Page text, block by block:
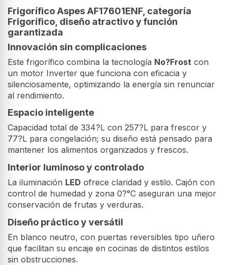
Frigorífico Aspes AF17601ENF, categoría
Frigorífico, diseño atractivo y función
garantizada
Innovación sin complicaciones
Este frigorífico combina la tecnología No?Frost con
un motor Inverter que funciona con eficacia y
silenciosamente, optimizando la energía sin renunciar
al rendimiento.
Espacio inteligente
Capacidad total de 334?L con 257?L para frescor y
77?L para congelación; su diseño está pensado para
mantener los alimentos organizados y frescos.
Interior luminoso y controlado
La iluminación LED ofrece claridad y estilo. Cajón con
control de humedad y zona 0?°C aseguran una mejor
conservación de frutas y verduras.
Diseño práctico y versátil
En blanco neutro, con puertas reversibles tipo uñero
que facilitan su encaje en cocinas de distintos estilos
sin obstrucciones.